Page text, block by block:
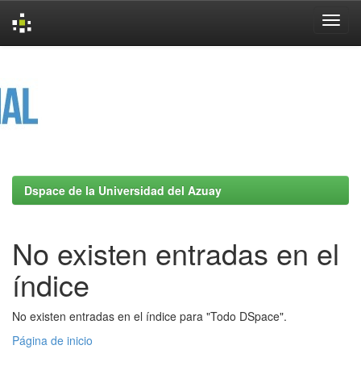
Dspace de la Universidad del Azuay
No existen entradas en el
índice
No existen entradas en el índice para "Todo DSpace".
Página de inicio